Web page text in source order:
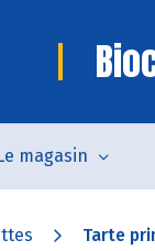
magasin
Tarte